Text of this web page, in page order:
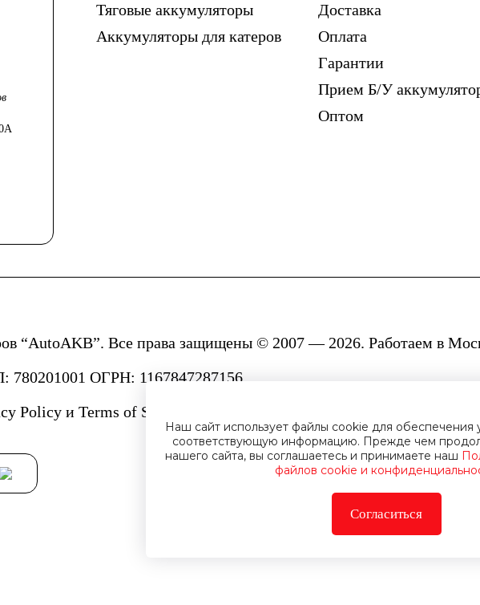
Тяговые аккумуляторы
Аккумуляторы для катеров
Доставка
Оплата
Гарантии
Прием Б/У
Оптом
“AutoAKB”. Все права защищены © 2007 — 2026. Работаем в
ОГРН: 1167847287156.
Policy и Terms of Service.
Наш сайт использует файлы cookie для обеспечения
соответствующую информацию. Прежде чем
нашего сайта, вы соглашаетесь и принимаете наш
файлов cookie и
Согласиться